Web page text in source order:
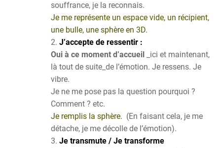
souffrance, je la reconnais.
Je me représente un espace vide, un récipient,
une bulle, une sphère en 3D.
J’accepte de ressentir :
Oui à ce moment d’accueil
_ici et maintenant,
là tout de suite_de l’émotion. Je ressens. Je
vibre.
Je ne me pose pas la question pourquoi ?
Comment ? etc.
Je remplis la sphère. (En faisant cela, je me
détache, je me décolle de l’émotion).
Je transmute / Je transforme